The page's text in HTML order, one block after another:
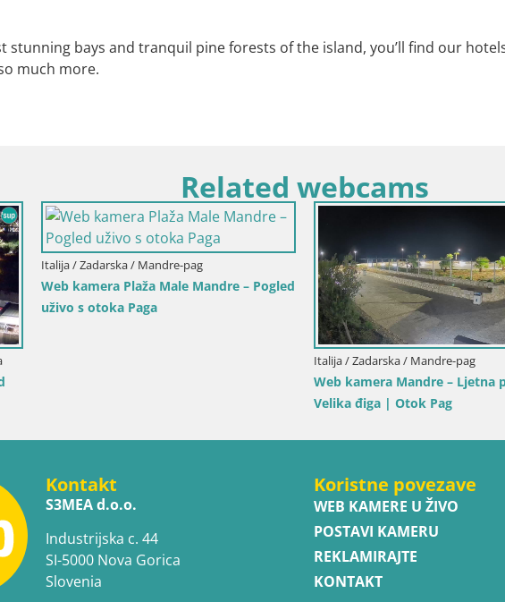
bays and tranquil pine forests of the island, you’ll find our
much more.
Related webcams
iz
Italija / Sardinija / Golfo Aranci
Web kamera Terza Spiaggia
– Pogled uživo na plažu
Kontakt
S3MEA d.o.o.
Industrijska c. 44
SI-5000 Nova Gorica
Slovenia
Koristne povezave
WEB KAMERE U ŽIVO
POSTAVI KAMERU
REKLAMIRAJTE
KONTAKT